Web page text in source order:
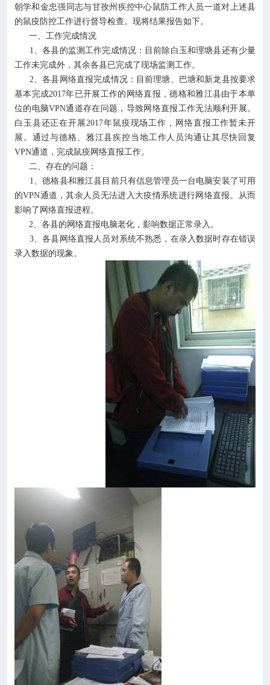
科普园地 
学术期刊
在线互动 
政务公开 
朝学和金忠强同志与甘孜州疾控中心鼠防工作人员一道对上述县
的鼠疫防控工作进行督导检查。现将结果报告如下。
一、工作完成情况
1、各县的监测工作完成情况：目前除白玉和理塘县还有少量
工作未完成外，其余各县已完成了现场监测工作。
2、各县网络直报完成情况：目前理塘、巴塘和新龙县按要求
基本完成2017年已开展工作的网络直报，德格和雅江县由于本单
位的电脑VPN通道存在问题，导致网络直报工作无法顺利开展。
白玉县还正在开展2017年鼠疫现场工作，网络直报工作暂未开
展。通过与德格、雅江县疾控当地工作人员沟通让其尽快回复
VPN通道，完成鼠疫网络直报工作。
二、存在的问题：
1、德格县和雅江县目前只有信息管理员一台电脑安装了可用
的VPN通道，其余人员无法进入大疫情系统进行网络直报。从而
影响了网络直报进程。
2、各县的网络直报电脑老化，影响数据正常录入。
3、各县网络直报人员对系统不熟悉，在录入数据时存在错误
录入数据的现象。